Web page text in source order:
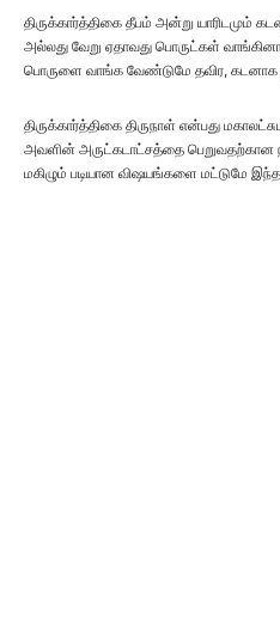
திருக்கார்த்திகை தீபம் அன்று யாரிடமும்
அல்லது வேறு ஏதாவது பொருட்கள்
பொருளை வாங்க வேண்டுமே தவிர, கடனாக
திருக்கார்த்திகை திருநாள் என்பது
அவளின் அருட்கடாட்சத்தை பெறுவதற்கான
மகிழும் படியான விஷயங்களை மட்டுமே